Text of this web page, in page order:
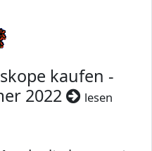
kaufen -
2022
lesen